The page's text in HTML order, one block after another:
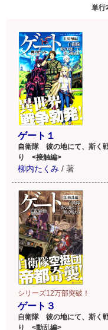
必要事項：①郵便番
宛先：〒150-0013 東京
7F （株）アルファポリ
ペーン」係
応募締切：2014年2月末
詳しくは書籍のオビを
しております。
カラーイラスト多数
単行
ゲート１
自衛隊 彼の地にて、斯く
り <接触編>
柳内たくみ / 著
シリーズ12万部突破！
ゲート３
自衛隊 彼の地にて、斯く
り <動乱編>